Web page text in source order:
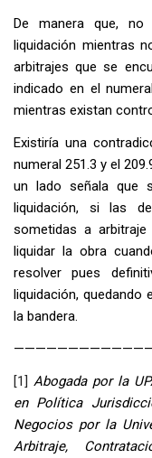
De manera que,
liquidación mientras
arbitrajes que se
indicado en el
mientras existan
Existiría una
numeral 251.3 y el
un lado señala que
liquidación, si las
sometidas a
liquidar la obra
resolver pues
liquidación, quedando
la bandera.
[1] Abogada por la
en Política
Negocios por la
Arbitraje,